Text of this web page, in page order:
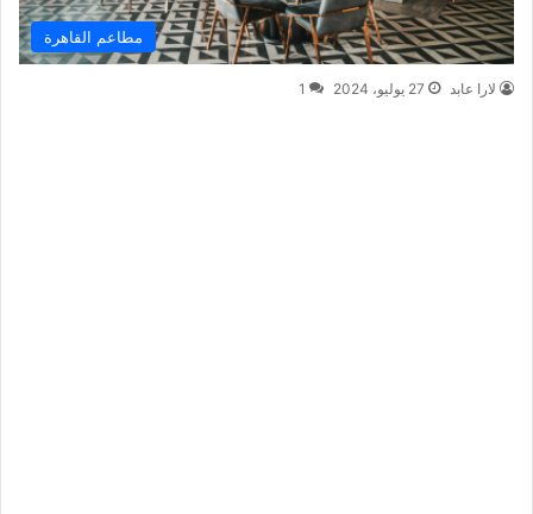
مطاعم القاهرة
لارا عابد 27 يوليو، 2024 1